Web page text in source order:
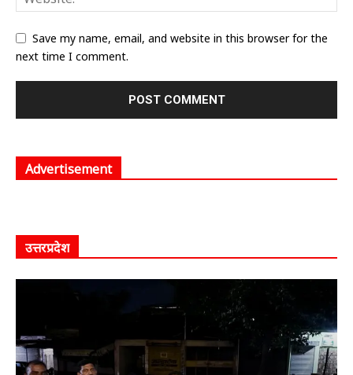
Save my name, email, and website in this browser for the
next time I comment.
Advertisement
उत्तरप्रदेश